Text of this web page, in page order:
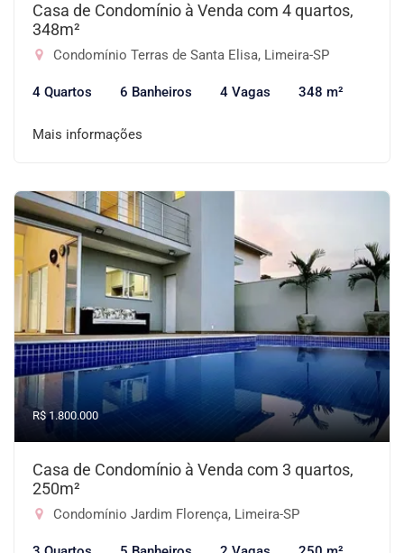
Casa de Condomínio à Venda com 4 quartos,
348m²
Condomínio Terras de Santa Elisa, Limeira-SP
4 Quartos 6 Banheiros 4 Vagas 348 m²
Mais informações
R$ 1.800.000
Casa de Condomínio à Venda com 3 quartos,
250m²
Condomínio Jardim Florença, Limeira-SP